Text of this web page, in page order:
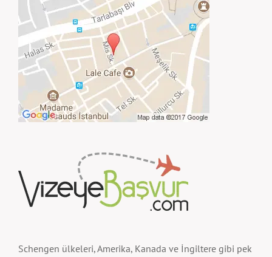
Schengen ülkeleri, Amerika, Kanada ve İngiltere gibi pek